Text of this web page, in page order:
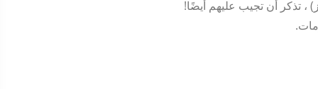
تذكر أن تجيب عليهم أيضًا!